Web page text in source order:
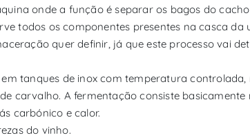
onde a função é separar os bagos do
todos os componentes presentes na casca da
quer definir, já que este processo vai
tanques de inox com temperatura controlada,
carvalho. A fermentação consiste basicamente
carbónico e calor.
do vinho.